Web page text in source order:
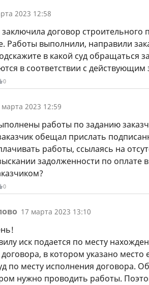
2023 12:58
договор
Работы выполнили, направили
в какой суд обращаться
в соответствии с действующим
0
марта 2023 12:59
работы по заданию
обещал прислать
работы, ссылаясь на
задолженности по
0
17 марта 2023 13:10
иск подается по месту
в котором указано
по месту исполнения договора.
нужно проводить работы.